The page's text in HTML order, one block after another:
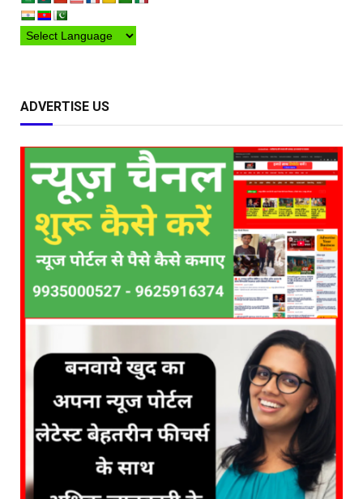
ADVERTISE US